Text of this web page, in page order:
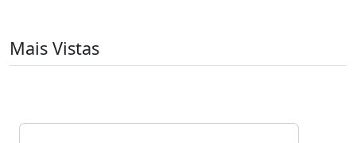
Mais Vistas